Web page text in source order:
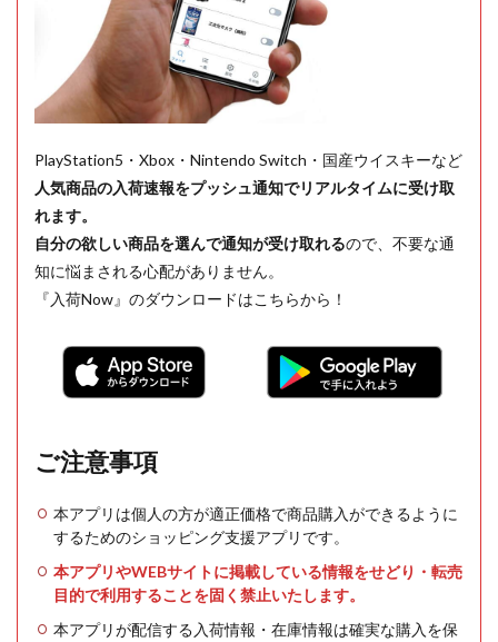
PlayStation5・Xbox・Nintendo Switch・国産ウイスキーなど
人気商品の入荷速報をプッシュ通知でリアルタイムに受け取
れます。
自分の欲しい商品を選んで通知が受け取れるので、不要な通
知に悩まされる心配がありません。
『入荷Now』のダウンロードはこちらから！
ご注意事項
本アプリは個人の方が適正価格で商品購入ができるように
するためのショッピング支援アプリです。
本アプリやWEBサイトに掲載している情報をせどり・転売
目的で利用することを固く禁止いたします。
本アプリが配信する入荷情報・在庫情報は確実な購入を保